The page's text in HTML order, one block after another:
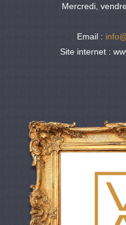
Mercredi,
Email :
Site internet :